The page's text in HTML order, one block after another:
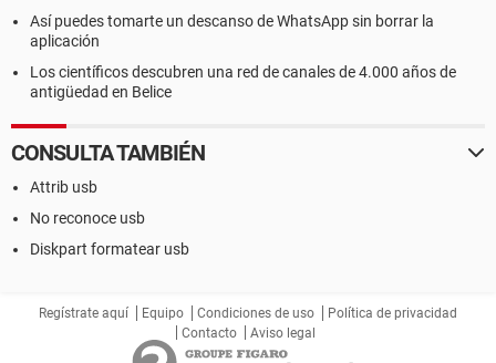
Así puedes tomarte un descanso de WhatsApp sin borrar la
aplicación
Los científicos descubren una red de canales de 4.000 años de
antigüedad en Belice
CONSULTA TAMBIÉN
Attrib usb
No reconoce usb
Diskpart formatear usb
Regístrate aquí Equipo Condiciones de uso
Política de privacidad
Contacto
Aviso legal